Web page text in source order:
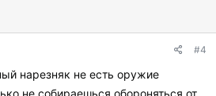
#4
нарезняк не есть оружие
не собираешься обороняться от